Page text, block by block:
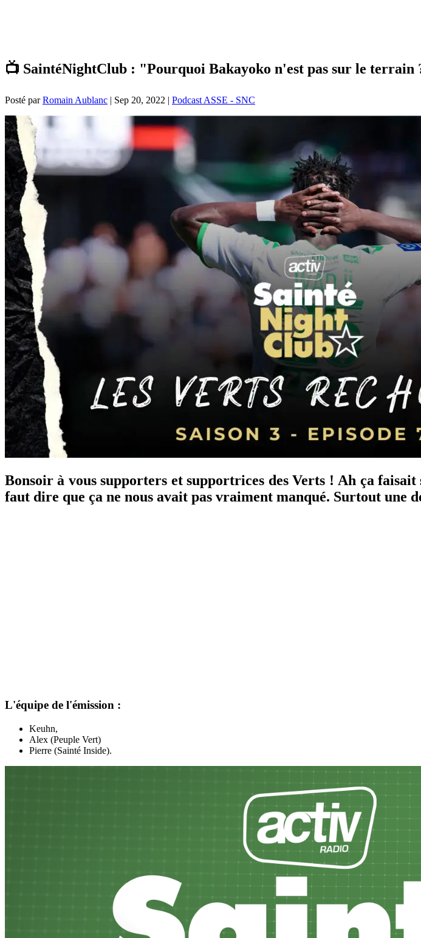
📺 SaintéNightClub : "Pourquoi Bakayoko n'est pas sur le terrain
Posté parRomain Aublanc | Sep 20, 2022 | Podcast ASSE - SNC
Bonsoir à vous supporters et supportrices des Verts ! Ah ça faisait
faut dire que ça ne nous avait pas vraiment manqué. Surtout une
L'équipe de l'émission :
Keuhn,
Alex (Peuple Vert)
Pierre (Sainté Inside).